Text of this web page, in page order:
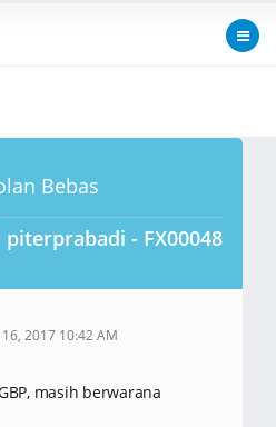
Bebas
piterprabadi - FX00048
16, 2017 10:42 AM
masih berwarana